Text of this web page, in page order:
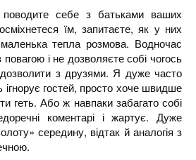
себе з батьками ваших
їм, запитаєте, як у них
тепла розмова. Водночас
і не дозволяєте собі чогось
з друзями. Я дуже часто
ігнорує гостей, просто хоче швидше
геть. Або ж навпаки забагато собі
коментарі і жартує. Дуже
середину, відтак й аналогія з